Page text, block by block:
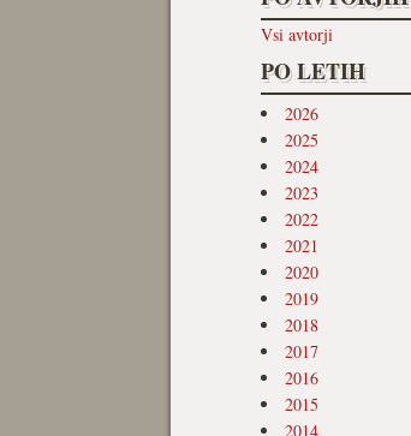
Vsi avtorji
PO LETIH
2026
2025
2024
2023
2022
2021
2020
2019
2018
2017
2016
2015
2014